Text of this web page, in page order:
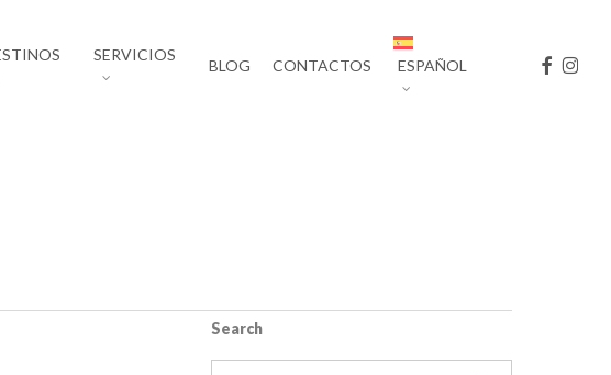
SERVICIOS
BLOG CONTACTOS ESPAÑOL
Search